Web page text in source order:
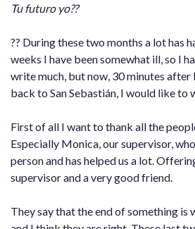
Tu futuro yo??
?? During these two months a lot has
weeks I have been somewhat ill, so I
write much, but now, 30 minutes after
back to San Sebastián, I would like to
First of all I want to thank all the
Especially Monica, our supervisor,
person and has helped us a lot.
supervisor and a very good friend.
They say that the end of something is